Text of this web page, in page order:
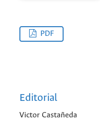
PDF
Editorial
Victor Castañeda